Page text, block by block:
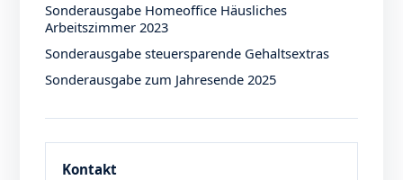
Sonderausgabe Homeoffice Häusliches
Arbeitszimmer 2023
Sonderausgabe steuersparende Gehaltsextras
Sonderausgabe zum Jahresende 2025
Kontakt